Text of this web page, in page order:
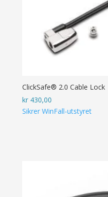
ClickSafe® 2.0 Cable Lock
kr430,00
Sikrer WinFall-utstyret